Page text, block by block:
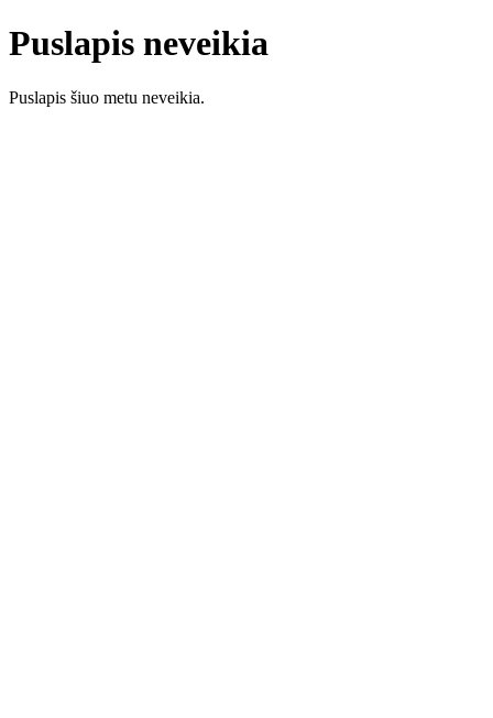
Puslapis neveikia
Puslapis šiuo metu neveikia.